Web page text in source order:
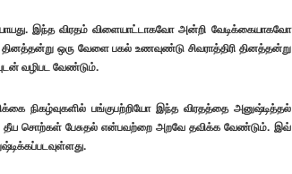
இந்த விரதம் விளையாட்டாகவோ அன்றி வேடிக்கையாகவோ
தினத்தன்று ஒரு வேளை பகல் உணவுண்டு சிவராத்திரி தினத்தன்று
வழிபட வேண்டும்.
நிகழ்வுகளில் பங்குபற்றியோ இந்த விரதத்தை அனுஷ்டித்தல்
தீய சொற்கள் பேசுதல் என்பவற்றை அறவே தவிக்க வேண்டும். இவ்